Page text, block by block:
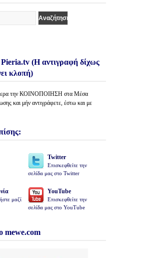
(Η αντιγραφή δίχως
κλοπή)
την ΚΟΙΝΟΠΟΙΗΣΗ στα Μέσα
και μήν αντιγράφετε, έστω και με
Twitter
Επισκεφθείτε την
σελίδα μας στο Twitter
μαζί
YouTube
Επισκεφθείτε την
σελίδα μας στο YouTube
mewe.com